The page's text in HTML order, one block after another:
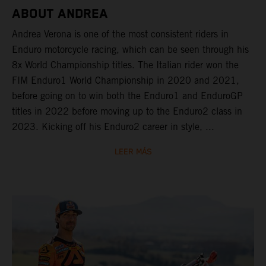
ABOUT ANDREA
Andrea Verona is one of the most consistent riders in
Enduro motorcycle racing, which can be seen through his
8x World Championship titles. The Italian rider won the
FIM Enduro1 World Championship in 2020 and 2021,
before going on to win both the Enduro1 and EnduroGP
titles in 2022 before moving up to the Enduro2 class in
2023. Kicking off his Enduro2 career in style, ...
LEER MÁS